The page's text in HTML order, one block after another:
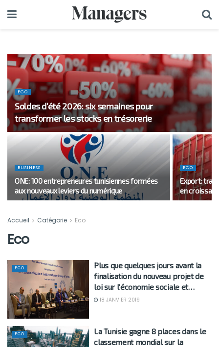
ECO
Soldes d’été 2026: six semaines pour
transformer les stocks en trésorerie
BUSINESS
ONE: 100 entrepreneures tunisiennes formées
aux nouveaux leviers du numérique
ECO
Export:
en
Accueil Catégorie Eco
Eco
ECO
Plus que quelques jours avant la
finalisation du nouveau projet de
loi sur l’économie sociale et…
18 JANVIER 2019
ECO
La Tunisie gagne 8 places dans le
classement mondial sur la